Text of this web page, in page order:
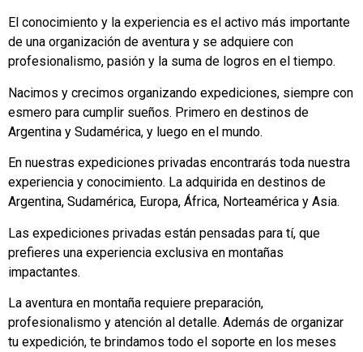
El conocimiento y la experiencia es el activo más importante
de una organización de aventura y se adquiere con
profesionalismo, pasión y la suma de logros en el tiempo.
Nacimos y crecimos organizando expediciones, siempre con
esmero para cumplir sueños. Primero en destinos de
Argentina y Sudamérica, y luego en el mundo.
En nuestras expediciones privadas encontrarás toda nuestra
experiencia y conocimiento. La adquirida en destinos de
Argentina, Sudamérica, Europa, África, Norteamérica y Asia.
Las expediciones privadas están pensadas para tí, que
prefieres una experiencia exclusiva en montañas
impactantes.
La aventura en montaña requiere preparación,
profesionalismo y atención al detalle. Además de organizar
tu expedición, te brindamos todo el soporte en los meses